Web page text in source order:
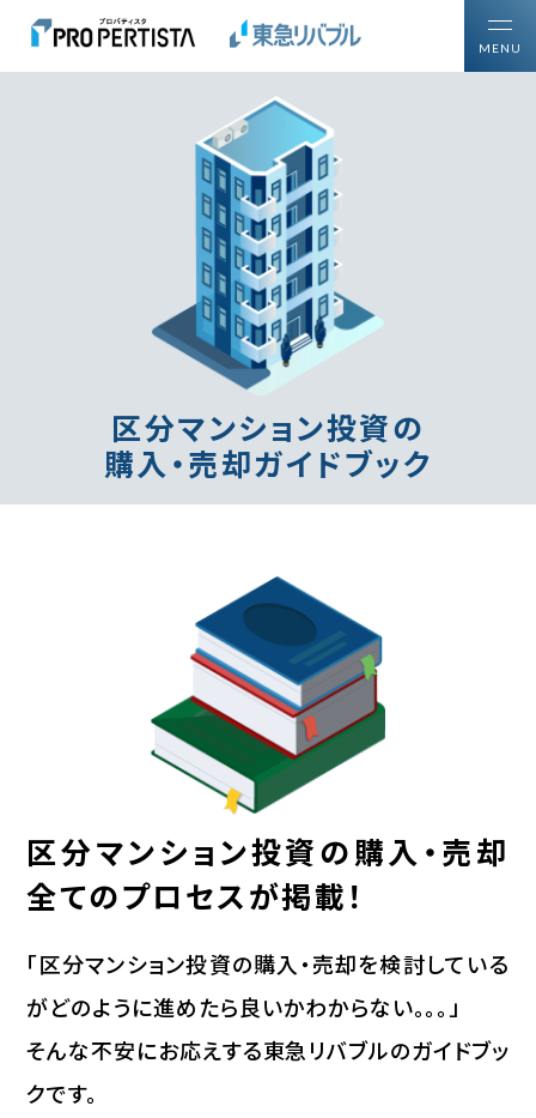
MENU
区分マンション投資の
購入・売却ガイドブック
区分マンション投資の購入・売却
全てのプロセスが掲載！
「区分マンション投資の購入・売却を検討している
がどのように進めたら良いかわからない。。。」
そんな不安にお応えする東急リバブルのガイドブッ
クです。
投資用区分マンションを 買いたい方
ご所有の投資用不動産を 売りたい方
プロパティスタについて
区分マンション投資について知る・学ぶ
区分マンション投資ガイド
購入・売却ガイドブック
区分マンション投資のプロフェッショナル戦略
区分マンションを探す